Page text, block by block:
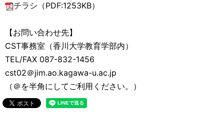
チラシ （PDF:1253KB）
【お問い合わせ先】
CST事務室（香川大学教育学部内）
TEL/FAX 087-832-1456
cst02＠jim.ao.kagawa-u.ac.jp
（＠を半角にしてご利用ください。）